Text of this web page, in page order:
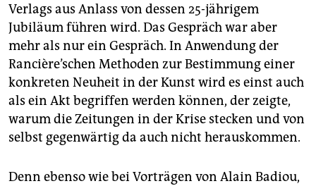
Verlags aus Anlass von dessen 25-jährigem
Jubiläum führen wird. Das Gespräch war aber
mehr als nur ein Gespräch. In Anwendung der
Rancière’schen Methoden zur Bestimmung einer
konkreten Neuheit in der Kunst wird es einst auch
als ein Akt begriffen werden können, der zeigte,
warum die Zeitungen in der Krise stecken und von
selbst gegenwärtig da auch nicht herauskommen.
Denn ebenso wie bei Vorträgen von Alain Badiou,